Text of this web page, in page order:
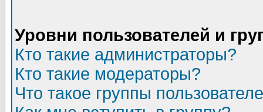
Уровни пользователей и
Кто такие администраторы?
Кто такие модераторы?
Что такое группы